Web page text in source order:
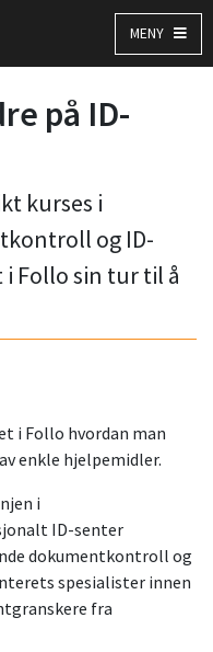
MENY
på ID-
kurses i
og ID-
Follo sin tur til å
i Follo hvordan man
enkle hjelpemidler.
i
ID-senter
dokumentkontroll og
spesialister innen
fra